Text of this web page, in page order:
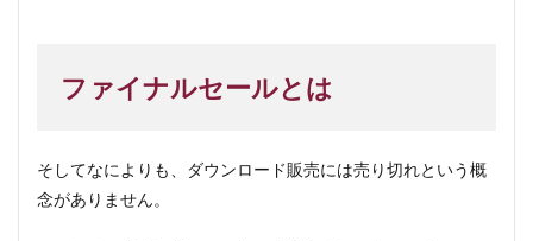
ファイナルセールとは
そしてなによりも、ダウンロード販売には売り切れという概
念がありません。